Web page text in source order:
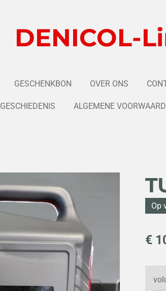
DENICOL-
GESCHENKBON OVER ONS
GESCHIEDENIS ALGEMENE
Op
€